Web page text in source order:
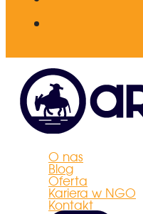
O nas
Blog
Oferta
Kariera w NGO
Kontakt